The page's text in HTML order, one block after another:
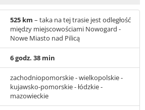
525 km – taka na tej trasie jest odległość
między miejscowościami Nowogard -
Nowe Miasto nad Pilicą
6 godz. 38 min
zachodniopomorskie - wielkopolskie -
kujawsko-pomorskie - łódzkie -
mazowieckie